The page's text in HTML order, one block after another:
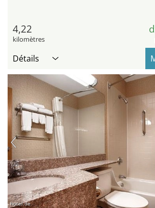
4,22
kilomètres
Détails
hotel.de